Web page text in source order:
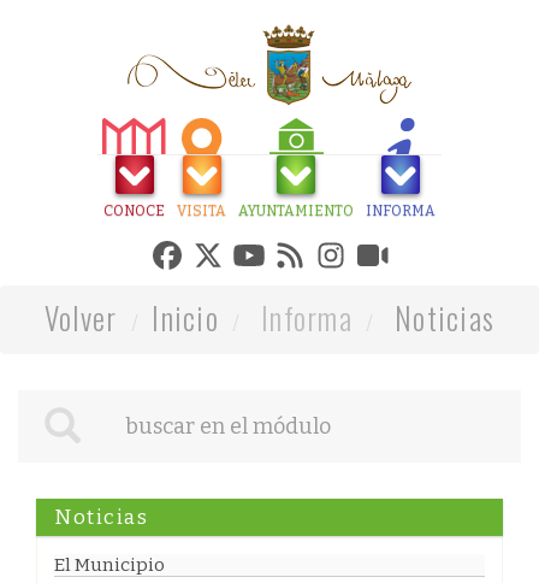
CONOCE VISITA AYUNTAMIENTO INFORMA
Volver Inicio Informa Noticias
Noticias
El Municipio